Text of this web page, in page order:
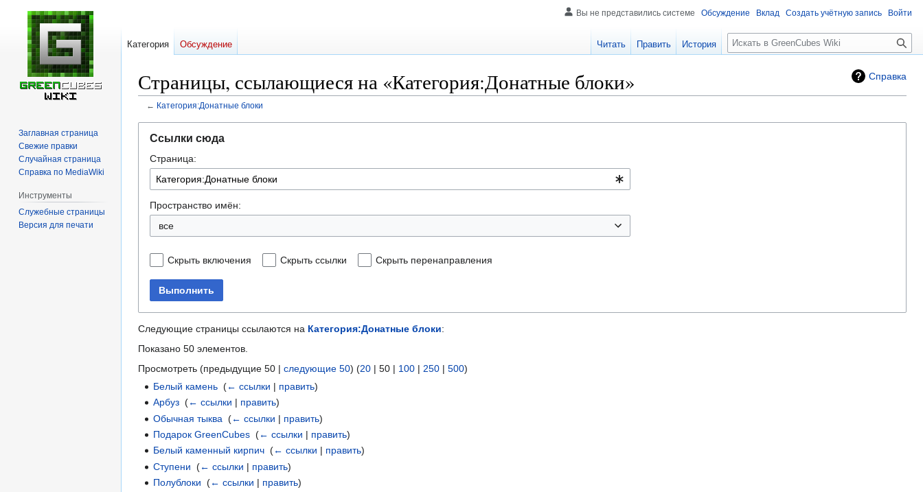
Справка
Страницы, ссылающиеся на «Категория:Донатные блоки»
← Категория:Донатные блоки
навигации
поиску
Ссылки сюда
Страница:
Пространство имён:
все
Скрыть включения Скрыть ссылки Скрыть перенаправления
Выполнить
Следующие страницы ссылаются на Категория:Донатные блоки:
Показано 50 элементов.
Просмотреть (предыдущие 50 | следующие 50) (20 | 50 | 100 | 250 | 500)
Белый камень ‎(← ссылки | править)
Арбуз ‎(← ссылки | править)
Обычная тыква ‎(← ссылки | править)
Подарок GreenCubes ‎(← ссылки | править)
Белый каменный кирпич ‎(← ссылки | править)
Ступени ‎(← ссылки | править)
Полублоки ‎(← ссылки | править)
Вы не представились системе Обсуждение Вклад Создать учётную запись Войти
Категория Обсуждение Читать Править История
Поиск
Заглавная страница
Свежие правки
Случайная страница
Справка по MediaWiki
Инструменты
Служебные страницы
Версия для печати